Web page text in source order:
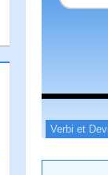
Verbi et